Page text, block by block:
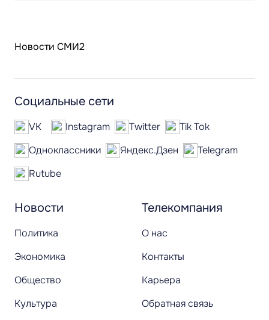
Новости СМИ2
Новости
Политика
Экономика
Общество
Культура
Телекомпания
О нас
Контакты
Карьера
Обратная связь
Социальные сети
VK Instagram Twitter
Tik Tok
Одноклассники
Яндекс.Дзен
Telegram
Rutube